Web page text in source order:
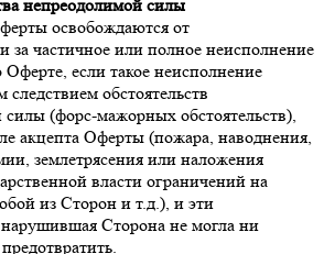
непреодолимой силы
освобождаются от
за частичное или полное неисполнение
Оферте, если такое неисполнение
обстоятельств
(форс-мажорных обстоятельств),
акцепта Оферты (пожара, наводнения,
землетрясения или наложения
власти ограничений на
из Сторон и т.д.), и эти
нарушившая Сторона не могла ни